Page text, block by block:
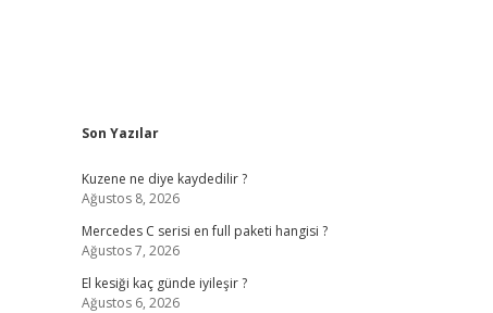
Sidebar
Son Yazılar
Kuzene ne diye kaydedilir ?
Ağustos 8, 2026
Mercedes C serisi en full paketi hangisi ?
Ağustos 7, 2026
El kesiği kaç günde iyileşir ?
Ağustos 6, 2026